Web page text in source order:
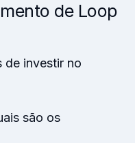
de Loop
de investir no
são os